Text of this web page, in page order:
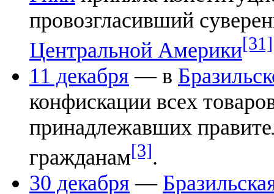
провозгласивший
Центральной Америки[31]
11 декабря — в
конфискации всех
принадлежавших
гражданам[3].
30 декабря —